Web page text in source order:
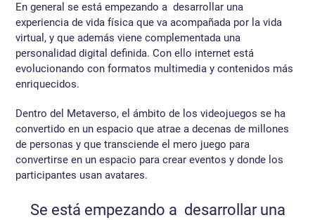
En general se está empezando a desarrollar una
experiencia de vida física que va acompañada por la vida
virtual, y que además viene complementada una
personalidad digital definida. Con ello internet está
evolucionando con formatos multimedia y contenidos más
enriquecidos.
Dentro del Metaverso, el ámbito de los videojuegos se ha
convertido en un espacio que atrae a decenas de millones
de personas y que transciende el mero juego para
convertirse en un espacio para crear eventos y donde los
participantes usan avatares.
Se está empezando a desarrollar una